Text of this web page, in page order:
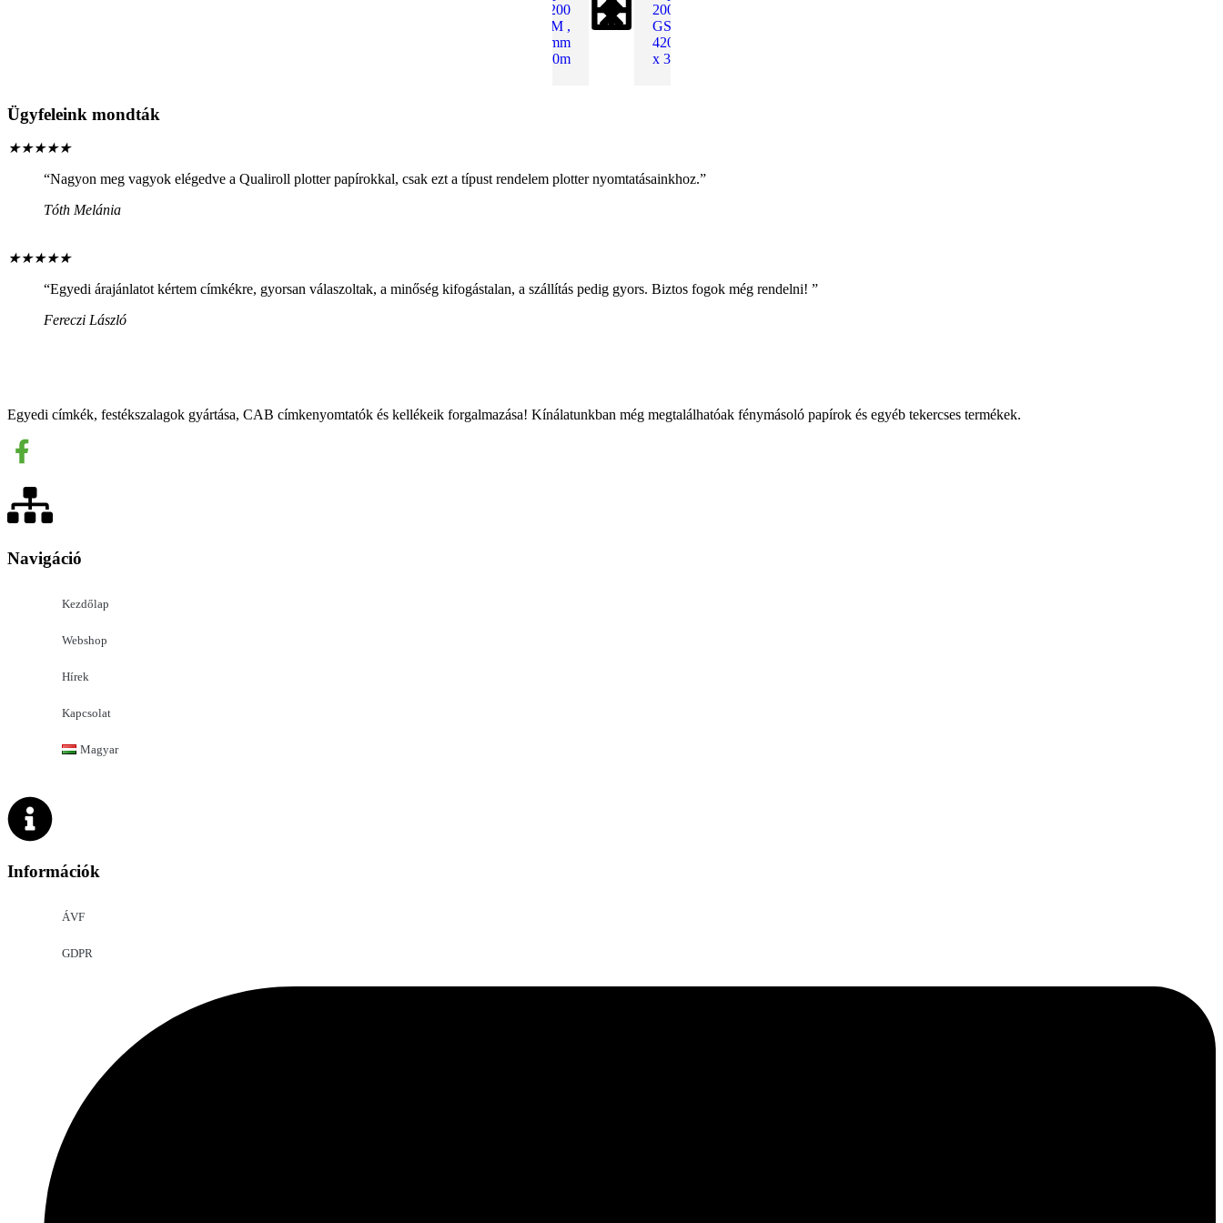
200
GSM ,
420mm
x 30m
200
GSM ,
610mm
x 30m
Ügyfeleink mondták
★★★★★
“Nagyon meg vagyok elégedve a Qualiroll plotter papírokkal, csak ezt a típust rendelem plotter nyomtatásainkhoz.”
Tóth Melánia
★★★★★
“Egyedi árajánlatot kértem címkékre, gyorsan válaszoltak, a minőség kifogástalan, a szállítás pedig gyors. Biztos fogok még rendelni! ”
Fereczi László
Egyedi címkék, festékszalagok gyártása, CAB címkenyomtatók és kellékeik forgalmazása! Kínálatunkban még megtalálhatóak fénymásoló papírok és egyéb tekercses termékek.
Navigáció
Kezdőlap
Webshop
Hírek
Kapcsolat
Magyar
Információk
ÁVF
GDPR